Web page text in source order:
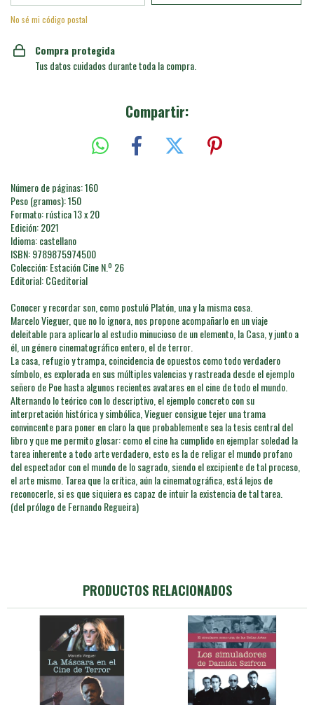
No sé mi código postal
Compra protegida
Tus datos cuidados durante toda la compra.
Compartir:
Número de páginas: 160
Peso (gramos): 150
Formato: rústica 13 x 20
Edición: 2021
Idioma: castellano
ISBN: 9789875974500
Colección: Estación Cine N.º 26
Editorial: CGeditorial
Conocer y recordar son, como postuló Platón, una y la misma cosa.
Marcelo Vieguer, que no lo ignora, nos propone acompañarlo en un viaje
deleitable para aplicarlo al estudio minucioso de un elemento, la Casa, y junto a
él, un género cinematográfico entero, el de terror.
La casa, refugio y trampa, coincidencia de opuestos como todo verdadero
símbolo, es explorada en sus múltiples valencias y rastreada desde el ejemplo
señero de Poe hasta algunos recientes avatares en el cine de todo el mundo.
Alternando lo teórico con lo descriptivo, el ejemplo concreto con su
interpretación histórica y simbólica, Vieguer consigue tejer una trama
convincente para poner en claro la que probablemente sea la tesis central del
libro y que me permito glosar: como el cine ha cumplido en ejemplar soledad la
tarea inherente a todo arte verdadero, esto es la de religar el mundo profano
del espectador con el mundo de lo sagrado, siendo el excipiente de tal proceso,
el arte mismo. Tarea que la crítica, aún la cinematográfica, está lejos de
reconocerle, si es que siquiera es capaz de intuir la existencia de tal tarea.
(del prólogo de Fernando Regueira)
PRODUCTOS RELACIONADOS